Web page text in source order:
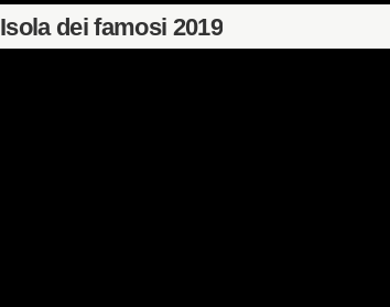
Isola dei famosi 2019